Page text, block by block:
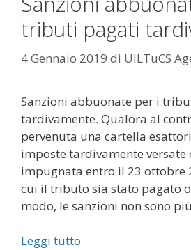
tributi pagati
4 Gennaio 2019 di UILTuCS
Sanzioni abbuonate per i
tardivamente. Qualora al
pervenuta una cartella
imposte tardivamente versate
impugnata entro il 23 ottobre
cui il tributo sia stato pagato
modo, le sanzioni non sono
Leggi tutto